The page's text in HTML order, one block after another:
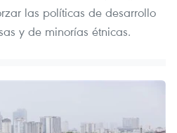
las políticas de desarrollo
y de minorías étnicas.